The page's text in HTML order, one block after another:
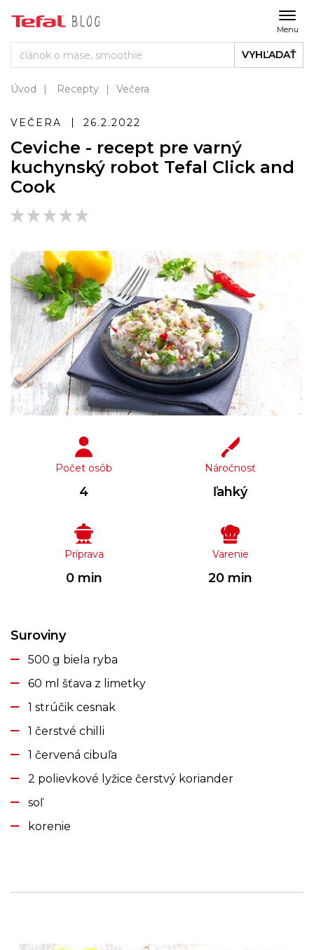
Menu
VYHĽADAŤ
Úvod Recepty Večera
VEČERA 26.2.2022
Ceviche - recept pre varný
kuchynský robot Tefal Click and
Cook
Počet osôb
4
Náročnosť
ľahký
Príprava
0 min
Varenie
20 min
Suroviny
500 g biela ryba
60 ml šťava z limetky
1 strúčik cesnak
1 čerstvé chilli
1 červená cibuľa
2 polievkové lyžice čerstvý koriander
soľ
korenie